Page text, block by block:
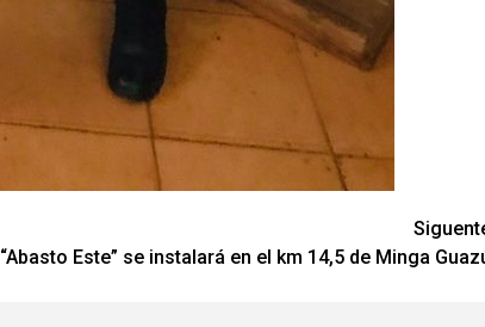
“Abasto Este” se instalará en el km 14,5 de Minga